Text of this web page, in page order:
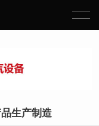
生产制造